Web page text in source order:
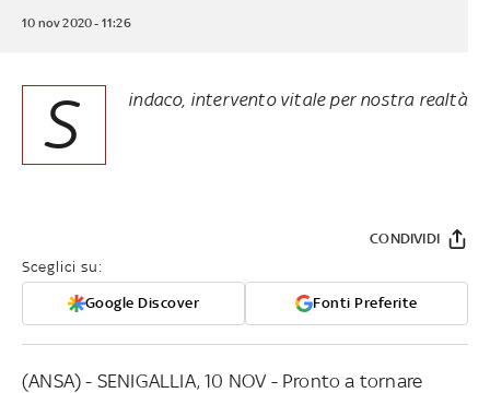
10 nov 2020 - 11:26
S indaco, intervento vitale per nostra realtà
Sceglici su:
Google Discover Fonti Preferite
CONDIVIDI
(ANSA) - SENIGALLIA, 10 NOV - Pronto a tornare